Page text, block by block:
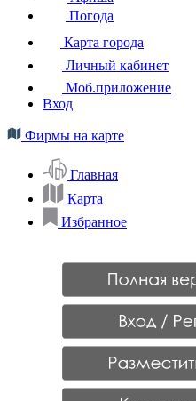
Погода
Карта города
Личный кабинет
Моб.приложение
Вход
Фирмы на карте
Главная
Карта
Избранное